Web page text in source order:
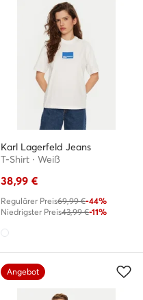
Karl Lagerfeld Jeans
T-Shirt · Weiß
38,99 €
Regulärer Preis69,99 €-44%
Niedrigster Preis43,99 €-11%
Angebot